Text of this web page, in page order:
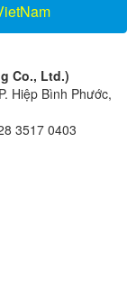
Co., Ltd.)
Hiệp Bình Phước,
3517 0403